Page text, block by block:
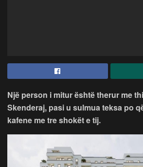
Një person i mitur është therur me
Skenderaj, pasi u sulmua teksa po
kafene me tre shokët e tij.